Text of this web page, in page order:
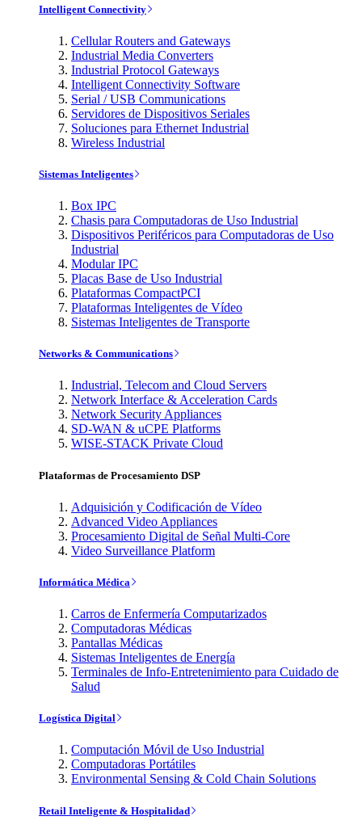
Intelligent Connectivity
Cellular Routers and Gateways
Industrial Media Converters
Industrial Protocol Gateways
Intelligent Connectivity Software
Serial / USB Communications
Servidores de Dispositivos Seriales
Soluciones para Ethernet Industrial
Wireless Industrial
Sistemas Inteligentes
Box IPC
Chasis para Computadoras de Uso Industrial
Dispositivos Periféricos para Computadoras de Uso
Industrial
Modular IPC
Placas Base de Uso Industrial
Plataformas CompactPCI
Plataformas Inteligentes de Vídeo
Sistemas Inteligentes de Transporte
Networks & Communications
Industrial, Telecom and Cloud Servers
Network Interface & Acceleration Cards
Network Security Appliances
SD-WAN & uCPE Platforms
WISE-STACK Private Cloud
Plataformas de Procesamiento DSP
Adquisición y Codificación de Vídeo
Advanced Video Appliances
Procesamiento Digital de Señal Multi-Core
Video Surveillance Platform
Informática Médica
Carros de Enfermería Computarizados
Computadoras Médicas
Pantallas Médicas
Sistemas Inteligentes de Energía
Terminales de Info-Entretenimiento para Cuidado de
Salud
Logística Digital
Computación Móvil de Uso Industrial
Computadoras Portátiles
Environmental Sensing & Cold Chain Solutions
Retail Inteligente & Hospitalidad